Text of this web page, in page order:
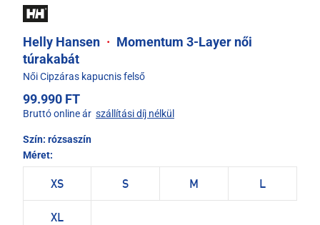
Helly Hansen · Momentum 3-Layer női
túrakabát
Női Cipzáras kapucnis felső
99.990 FT
Bruttó online ár szállítási díj nélkül
Szín: rózsaszín
Méret:
XS S M L
XL